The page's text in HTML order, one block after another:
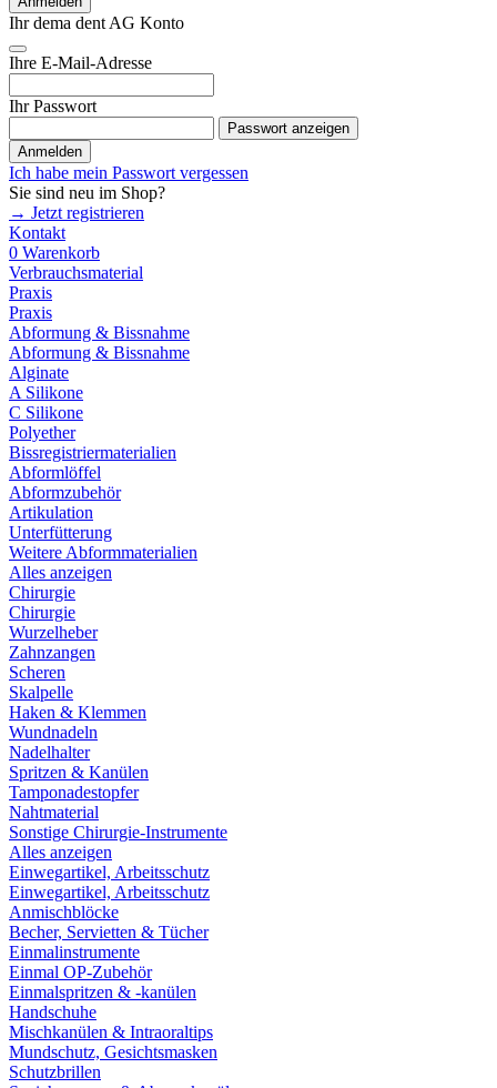
Ihr dema dent AG Konto
Ihre E-Mail-Adresse
Ihr Passwort
Passwort anzeigen
Anmelden
Ich habe mein Passwort vergessen
Sie sind neu im Shop?
→ Jetzt registrieren
Kontakt
0 Warenkorb
Verbrauchsmaterial
Praxis
Praxis
Abformung & Bissnahme
Abformung & Bissnahme
Alginate
A Silikone
C Silikone
Polyether
Bissregistriermaterialien
Abformlöffel
Abformzubehör
Artikulation
Unterfütterung
Weitere Abformmaterialien
Alles anzeigen
Chirurgie
Chirurgie
Wurzelheber
Zahnzangen
Scheren
Skalpelle
Haken & Klemmen
Wundnadeln
Nadelhalter
Spritzen & Kanülen
Tamponadestopfer
Nahtmaterial
Sonstige Chirurgie-Instrumente
Alles anzeigen
Einwegartikel, Arbeitsschutz
Einwegartikel, Arbeitsschutz
Anmischblöcke
Becher, Servietten & Tücher
Einmalinstrumente
Einmal OP-Zubehör
Einmalspritzen & -kanülen
Handschuhe
Mischkanülen & Intraoraltips
Mundschutz, Gesichtsmasken
Schutzbrillen